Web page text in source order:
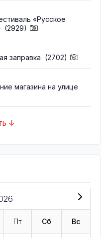
«Русское
(2929)
заправка (2702)
магазина на улице
↓
Пт Сб Вс